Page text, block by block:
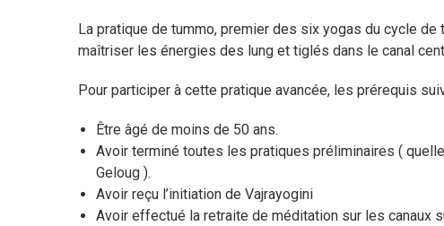
La pratique de tummo, premier des six yogas du cycle
maîtriser les énergies des lung et tiglés dans le canal
Pour participer à cette pratique avancée, les prérequis
Être âgé de moins de 50 ans.
Avoir terminé toutes les pratiques préliminaires (
Geloug ).
Avoir reçu l’initiation de Vajrayogini
Avoir effectué la retraite de méditation sur les canaux